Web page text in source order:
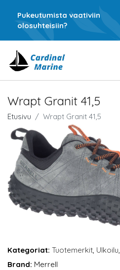
Pukeutumista vaativiin
olosuhteisiin?
Wrapt Granit 41,5
Etusivu Wrapt Granit 41,5
Kategoriat: Tuotemerkit, Ulkoilu,
Brand: Merrell